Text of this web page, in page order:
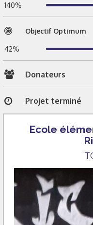
140%
Objectif Optimum
42%
Donateurs
Projet terminé
Ecole